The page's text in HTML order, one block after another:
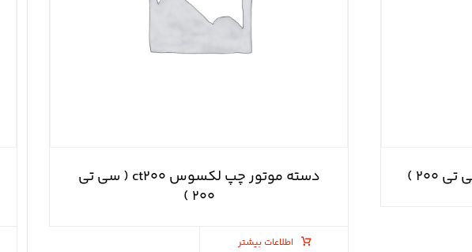
دسته موتور چپ لکسوس ct۲۰۰ ( سی تی
۲۰۰ )
اطلاعات بیشتر